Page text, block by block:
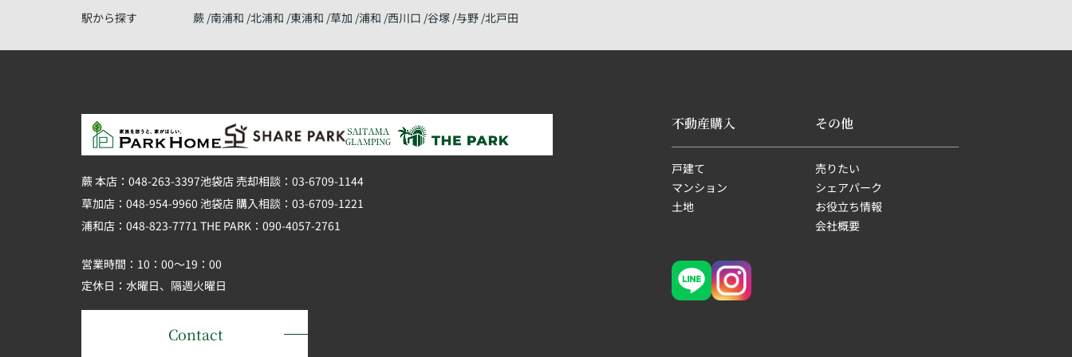
駅から探す
蕨 南浦和 北浦和 東浦和 草加 浦和 西川口 谷塚 与野 北戸田
蕨 本店：048-263-3397
草加店：048-954-9960
浦和店：048-823-7771
池袋店 売却相談：03-6709-1144
池袋店 購入相談：03-6709-1221
THE PARK：090-4057-2761
営業時間：10：00～19：00
定休日：水曜日、隔週火曜日
Contact
不動産購入
戸建て
マンション
土地
その他
売りたい
シェアパーク
お役立ち情報
会社概要